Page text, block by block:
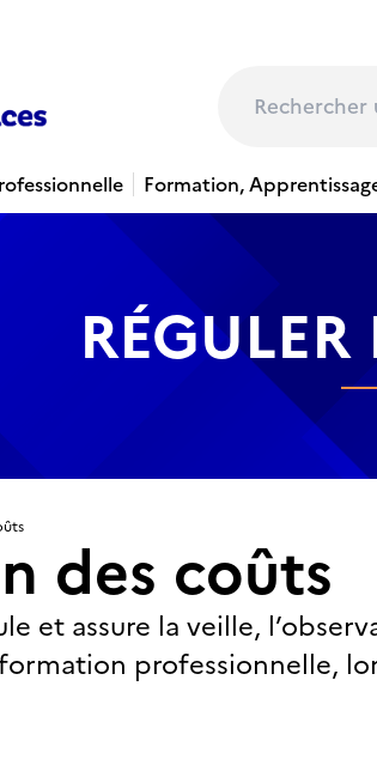
Formation,
des coûts
et assure la veille,
professionnelle,